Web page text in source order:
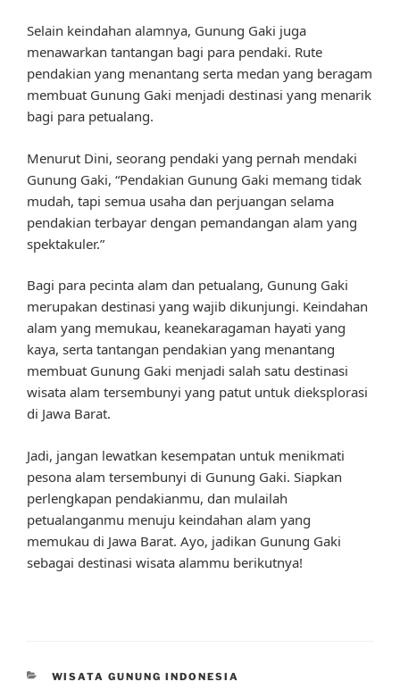
Selain keindahan alamnya, Gunung Gaki juga
menawarkan tantangan bagi para pendaki. Rute
pendakian yang menantang serta medan yang beragam
membuat Gunung Gaki menjadi destinasi yang menarik
bagi para petualang.
Menurut Dini, seorang pendaki yang pernah mendaki
Gunung Gaki, “Pendakian Gunung Gaki memang tidak
mudah, tapi semua usaha dan perjuangan selama
pendakian terbayar dengan pemandangan alam yang
spektakuler.”
Bagi para pecinta alam dan petualang, Gunung Gaki
merupakan destinasi yang wajib dikunjungi. Keindahan
alam yang memukau, keanekaragaman hayati yang
kaya, serta tantangan pendakian yang menantang
membuat Gunung Gaki menjadi salah satu destinasi
wisata alam tersembunyi yang patut untuk dieksplorasi
di Jawa Barat.
Jadi, jangan lewatkan kesempatan untuk menikmati
pesona alam tersembunyi di Gunung Gaki. Siapkan
perlengkapan pendakianmu, dan mulailah
petualanganmu menuju keindahan alam yang
memukau di Jawa Barat. Ayo, jadikan Gunung Gaki
sebagai destinasi wisata alammu berikutnya!
CATEGORIES
WISATA GUNUNG INDONESIA